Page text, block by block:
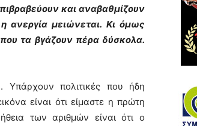
και αναβαθμίζουν
ανεργία μειώνεται. Κι όμως
τα βγάζουν πέρα δύσκολα.
πολιτικές που ήδη
είναι ότι είμαστε η πρώτη
των αριθμών είναι ότι ο